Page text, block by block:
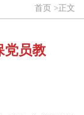
首页 > 正文
党员教